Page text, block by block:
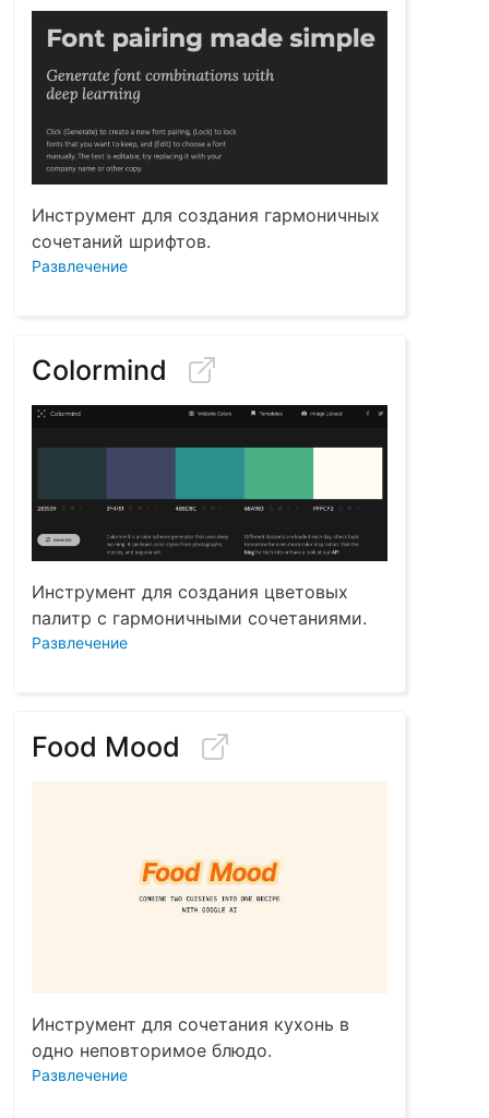
Инструмент для создания гармоничных
сочетаний шрифтов.
Развлечение
Colormind
Инструмент для создания цветовых
палитр с гармоничными сочетаниями.
Развлечение
Food Mood
Инструмент для сочетания кухонь в
одно неповторимое блюдо.
Развлечение